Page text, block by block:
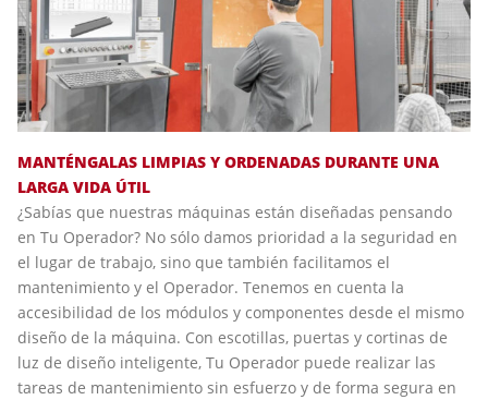
MANTÉNGALAS LIMPIAS Y ORDENADAS DURANTE UNA
LARGA VIDA ÚTIL
¿Sabías que nuestras máquinas están diseñadas pensando
en Tu Operador? No sólo damos prioridad a la seguridad en
el lugar de trabajo, sino que también facilitamos el
mantenimiento y el Operador. Tenemos en cuenta la
accesibilidad de los módulos y componentes desde el mismo
diseño de la máquina. Con escotillas, puertas y cortinas de
luz de diseño inteligente, Tu Operador puede realizar las
tareas de mantenimiento sin esfuerzo y de forma segura en